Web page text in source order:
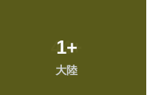
1+
大陸